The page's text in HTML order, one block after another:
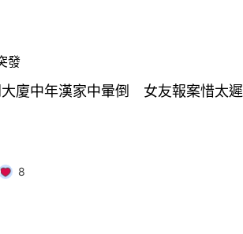
發
廈中年漢家中暈倒 女友報案惜太遲
8